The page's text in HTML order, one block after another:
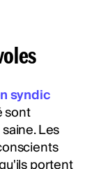
syndic
sont
Les